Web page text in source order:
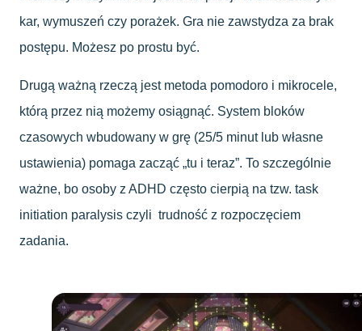
kar, wymuszeń czy porażek. Gra nie zawstydza za brak
postępu. Możesz po prostu być.
Drugą ważną rzeczą jest metoda pomodoro i mikrocele,
którą przez nią możemy osiągnąć. System bloków
czasowych wbudowany w grę (25/5 minut lub własne
ustawienia) pomaga zacząć „tu i teraz”. To szczególnie
ważne, bo osoby z ADHD często cierpią na tzw. task
initiation paralysis czyli trudność z rozpoczęciem
zadania.